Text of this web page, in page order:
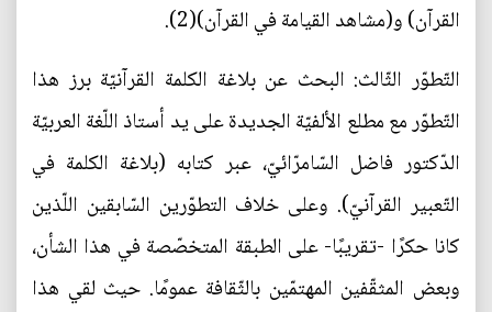
القرآن) و(مشاهد القيامة في القرآن)(2).
التّطوّر الثّالث: البحث عن بلاغة الكلمة القرآنيّة برز هذا
التّطوّر مع مطلع الألفيّة الجديدة على يد أستاذ اللّغة العربيّة
الدّكتور فاضل السّامرّائيّ، عبر كتابه (بلاغة الكلمة في
التّعبير القرآنيّ). وعلى خلاف التطوّرين السّابقين اللّذين
كانا حكرًا -تقريبًا- على الطبقة المتخصّصة في هذا الشأن،
وبعض المثقّفين المهتمّين بالثّقافة عمومًا. حيث لقي هذا